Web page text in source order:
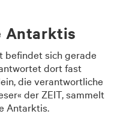
Antarktis
befindet sich gerade
dort fast
die verantwortliche
der ZEIT, sammelt
Antarktis.